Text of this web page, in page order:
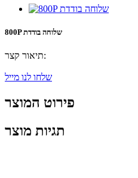
800P שלוחה בודדת
תיאור קצר:
שלחו לנו מייל
פירוט המוצר
תגיות מוצר